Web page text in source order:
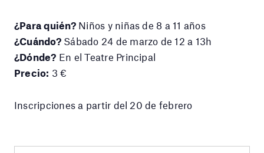
¿Para quién?Niños y niñas de 8 a 11 años
¿Cuándo?Sábado 24 de marzo de 12 a 13h
¿Dónde? En el Teatre Principal
Precio: 3 €
Inscripciones a partir del 20 de febrero